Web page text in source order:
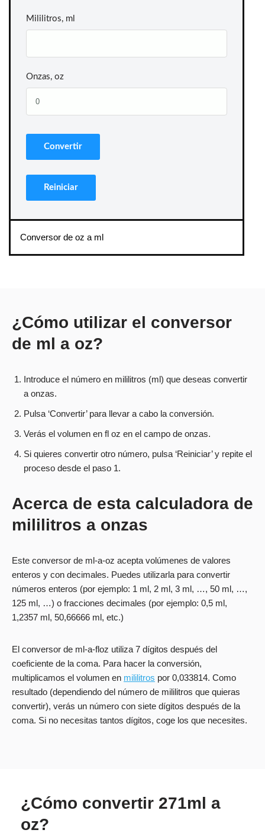
Mililitros, ml
Onzas, oz
Conversor de oz a ml
¿Cómo utilizar el conversor
de ml a oz?
Introduce el número en mililitros (ml) que deseas convertir
a onzas.
Pulsa ‘Convertir’ para llevar a cabo la conversión.
Verás el volumen en fl oz en el campo de onzas.
Si quieres convertir otro número, pulsa ‘Reiniciar’ y repite el
proceso desde el paso 1.
Acerca de esta calculadora de
mililitros a onzas
Este conversor de ml-a-oz acepta volúmenes de valores
enteros y con decimales. Puedes utilizarla para convertir
números enteros (por ejemplo: 1 ml, 2 ml, 3 ml, …, 50 ml, …,
125 ml, …) o fracciones decimales (por ejemplo: 0,5 ml,
1,2357 ml, 50,66666 ml, etc.)
El conversor de ml-a-floz utiliza 7 dígitos después del
coeficiente de la coma. Para hacer la conversión,
multiplicamos el volumen en mililitros por 0,033814. Como
resultado (dependiendo del número de mililitros que quieras
convertir), verás un número con siete dígitos después de la
coma. Si no necesitas tantos dígitos, coge los que necesites.
¿Cómo convertir 271ml a
oz?